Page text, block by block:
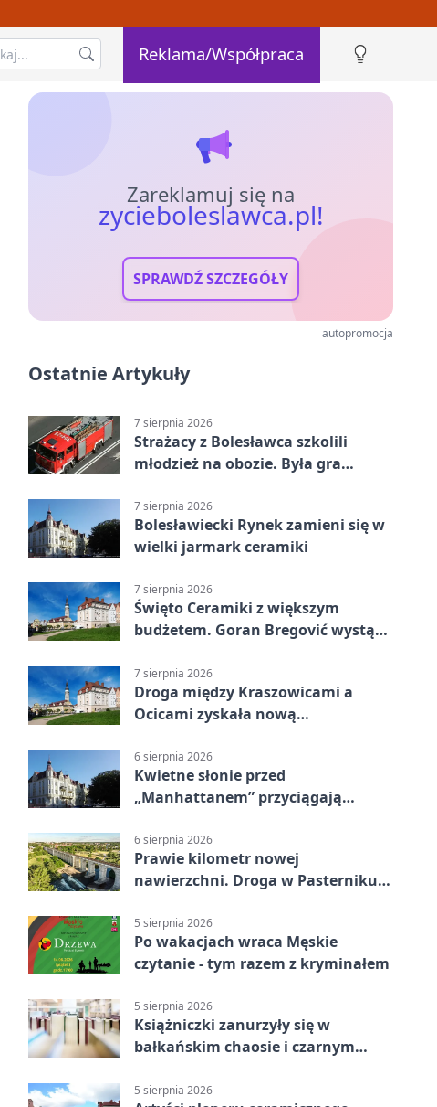
Reklama/Współpraca
Zareklamuj się na
zycieboleslawca.pl!
SPRAWDŹ SZCZEGÓŁY
autopromocja
Ostatnie Artykuły
7 sierpnia 2026
Strażacy z Bolesławca szkolili
młodzież na obozie. Była gra
7 sierpnia 2026
Bolesławiecki Rynek zamieni się w
wielki jarmark ceramiki
7 sierpnia 2026
Święto Ceramiki z większym
budżetem. Goran Bregović wystąpi
7 sierpnia 2026
Droga między Kraszowicami a
Ocicami zyskała nową
6 sierpnia 2026
Kwietne słonie przed
„Manhattanem” przyciągają
6 sierpnia 2026
Prawie kilometr nowej
nawierzchni. Droga w Pasterniku
5 sierpnia 2026
Po wakacjach wraca Męskie
czytanie - tym razem z kryminałem
5 sierpnia 2026
Książniczki zanurzyły się w
bałkańskim chaosie i czarnym
5 sierpnia 2026